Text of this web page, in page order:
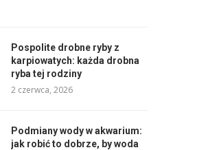
Pospolite drobne ryby z
karpiowatych: każda drobna
ryba tej rodziny
2 czerwca, 2026
Podmiany wody w akwarium:
jak robić to dobrze, by woda